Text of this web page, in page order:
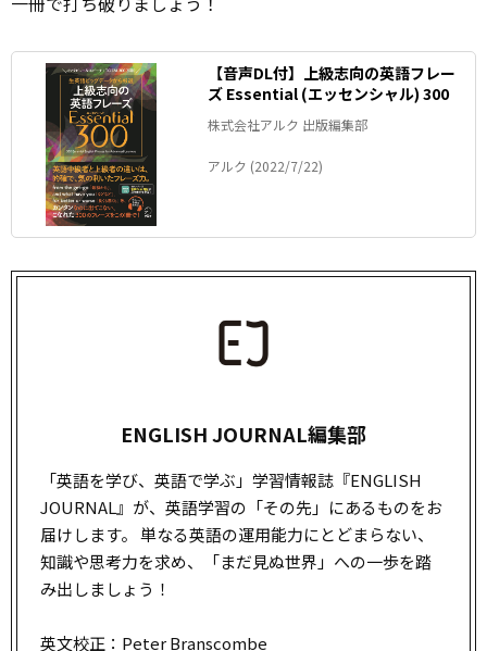
【音声DL付】上級志向の英語フレー
ズ Essential (エッセンシャル) 300
株式会社アルク 出版編集部
アルク (2022/7/22)
ENGLISH JOURNAL編集部
「英語を学び、英語で学ぶ」学習情報誌『ENGLISH
JOURNAL』が、英語学習の「その先」にあるものをお
届けします。 単なる英語の運用能力にとどまらない、
知識や思考力を求め、「まだ見ぬ世界」への一歩を踏
み出しましょう！
英文校正：Peter Branscombe